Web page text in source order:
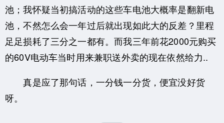
池；我怀疑当初搞活动的这些车电池大概率是翻新电
池，不然怎么会一年过后就出现如此大的反差？里程
足足损耗了三分之一都有。而我三年前花2000元购买
的60V电动车当时用来兼职送外卖的现在依然给力..
真是应了那句话，一分钱一分货，便宜没好货
呀。